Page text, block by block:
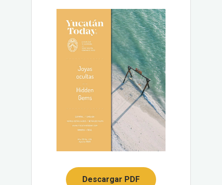
Descargar PDF